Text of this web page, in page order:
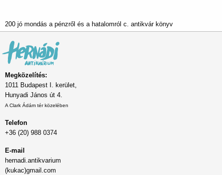
200 jó mondás a pénzről és a hatalomról c. antikvár könyv
Megközelítés:
1011 Budapest I. kerület,
Hunyadi János út 4.
A Clark Ádám tér közelében
Telefon
+36 (20) 988 0374
E-mail
hernadi.antikvarium
(kukac)gmail.com